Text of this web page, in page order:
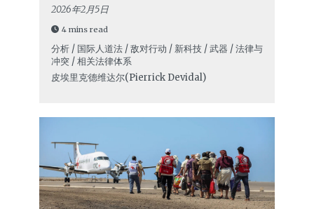
2026年2月5日
4 mins read
分析 / 国际人道法 / 敌对行动 / 新科技 / 武器 / 法律与
冲突 / 相关法律体系
皮埃里克·德维达尔(Pierrick Devidal)